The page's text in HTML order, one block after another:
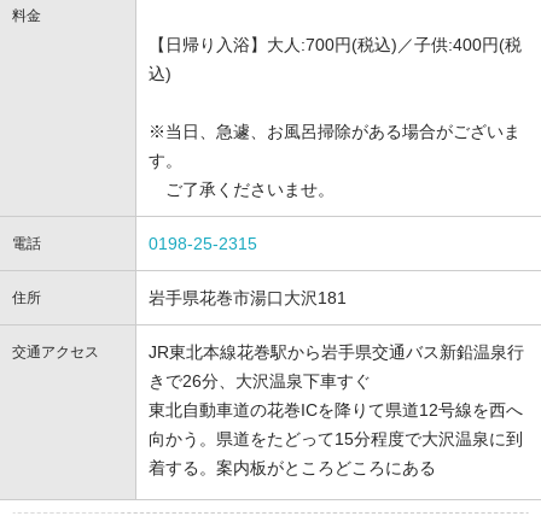
料金
【日帰り入浴】大人:700円(税込)／子供:400円(税
込)
※当日、急遽、お風呂掃除がある場合がございま
す。
ご了承くださいませ。
電話 0198-25-2315
住所 岩手県花巻市湯口大沢181
交通アクセス
JR東北本線花巻駅から岩手県交通バス新鉛温泉行
きで26分、大沢温泉下車すぐ
東北自動車道の花巻ICを降りて県道12号線を西へ
向かう。県道をたどって15分程度で大沢温泉に到
着する。案内板がところどころにある